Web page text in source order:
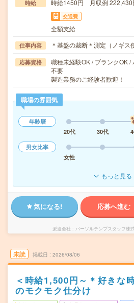
時給 時給1450円 月収例 222,430
交通費
全額支給
仕事内容 ＊基盤の裁断＊測定（ノギ
応募資格
職種未経験OK / ブランクOK
不要
製造業務のご経験者歓迎！
職場の雰囲気
年齢層
20代
30代
男女比率
女性
もっと見る
気になる! 応募へ進む
派遣会社 パーソルテンプスタッフ株
未読 掲載日 2026/08/06
＜時給1,500円～＊好きな
のモクモク仕分け